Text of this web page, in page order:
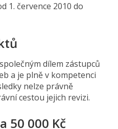
1. července 2010 do
dílem zástupců
a je plně v kompetenci
nelze právně
cestou jejich revizi.
50 000 Kč